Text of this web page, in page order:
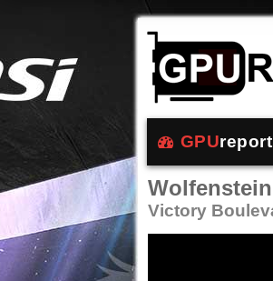
GPUreport
Victory